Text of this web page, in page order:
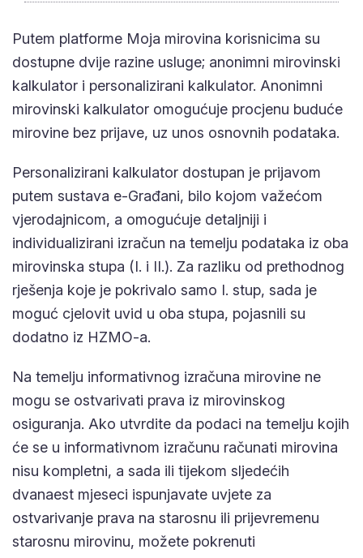
dostupne dvije razine usluge; anonimni mirovinski
kalkulator i personalizirani kalkulator. Anonimni
mirovinski kalkulator omogućuje procjenu buduće
mirovine bez prijave, uz unos osnovnih podataka.
putem sustava e-Građani, bilo kojom važećom
vjerodajnicom, a omogućuje detaljniji i
individualizirani izračun na temelju podataka iz oba
mirovinska stupa (I. i II.). Za razliku od prethodnog
rješenja koje je pokrivalo samo I. stup, sada je
moguć cjelovit uvid u oba stupa, pojasnili su
dodatno iz HZMO-a.
mogu se ostvarivati prava iz mirovinskog osiguranja.
Ako utvrdite da podaci na temelju kojih će se u
informativnom izračunu računati mirovina nisu
kompletni, a sada ili tijekom sljedećih dvanaest
mjeseci ispunjavate uvjete za ostvarivanje prava na
starosnu ili prijevremenu starosnu mirovinu, možete
pokrenuti postupak pretkompletiranjakoji kroz
ranije iskazanu namjeru odlaska u mirovinu ubrzava